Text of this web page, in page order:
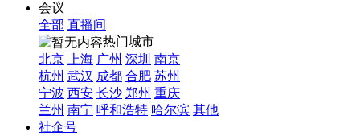
会议
全部 直播间
热门城市
北京
上海 广州 深圳 南京
杭州 武汉 成都 合肥 苏州
宁波 西安 长沙 郑州 重庆
兰州 南宁 呼和浩特 哈尔滨 其他
社企号